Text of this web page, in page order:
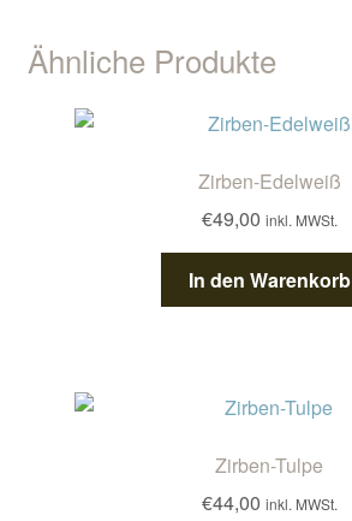
Ähnliche Produkte
Zirben-Edelweiß
€49,00 inkl. MWSt.
In den Warenkorb
Zirben-Tulpe
€44,00 inkl. MWSt.